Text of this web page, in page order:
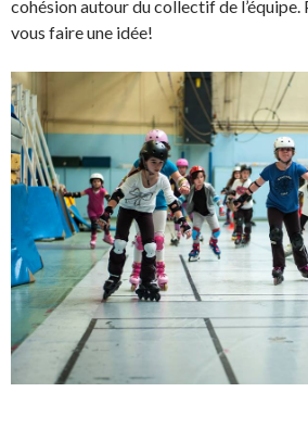
cohésion autour du collectif de l’équipe.
vous faire une idée!